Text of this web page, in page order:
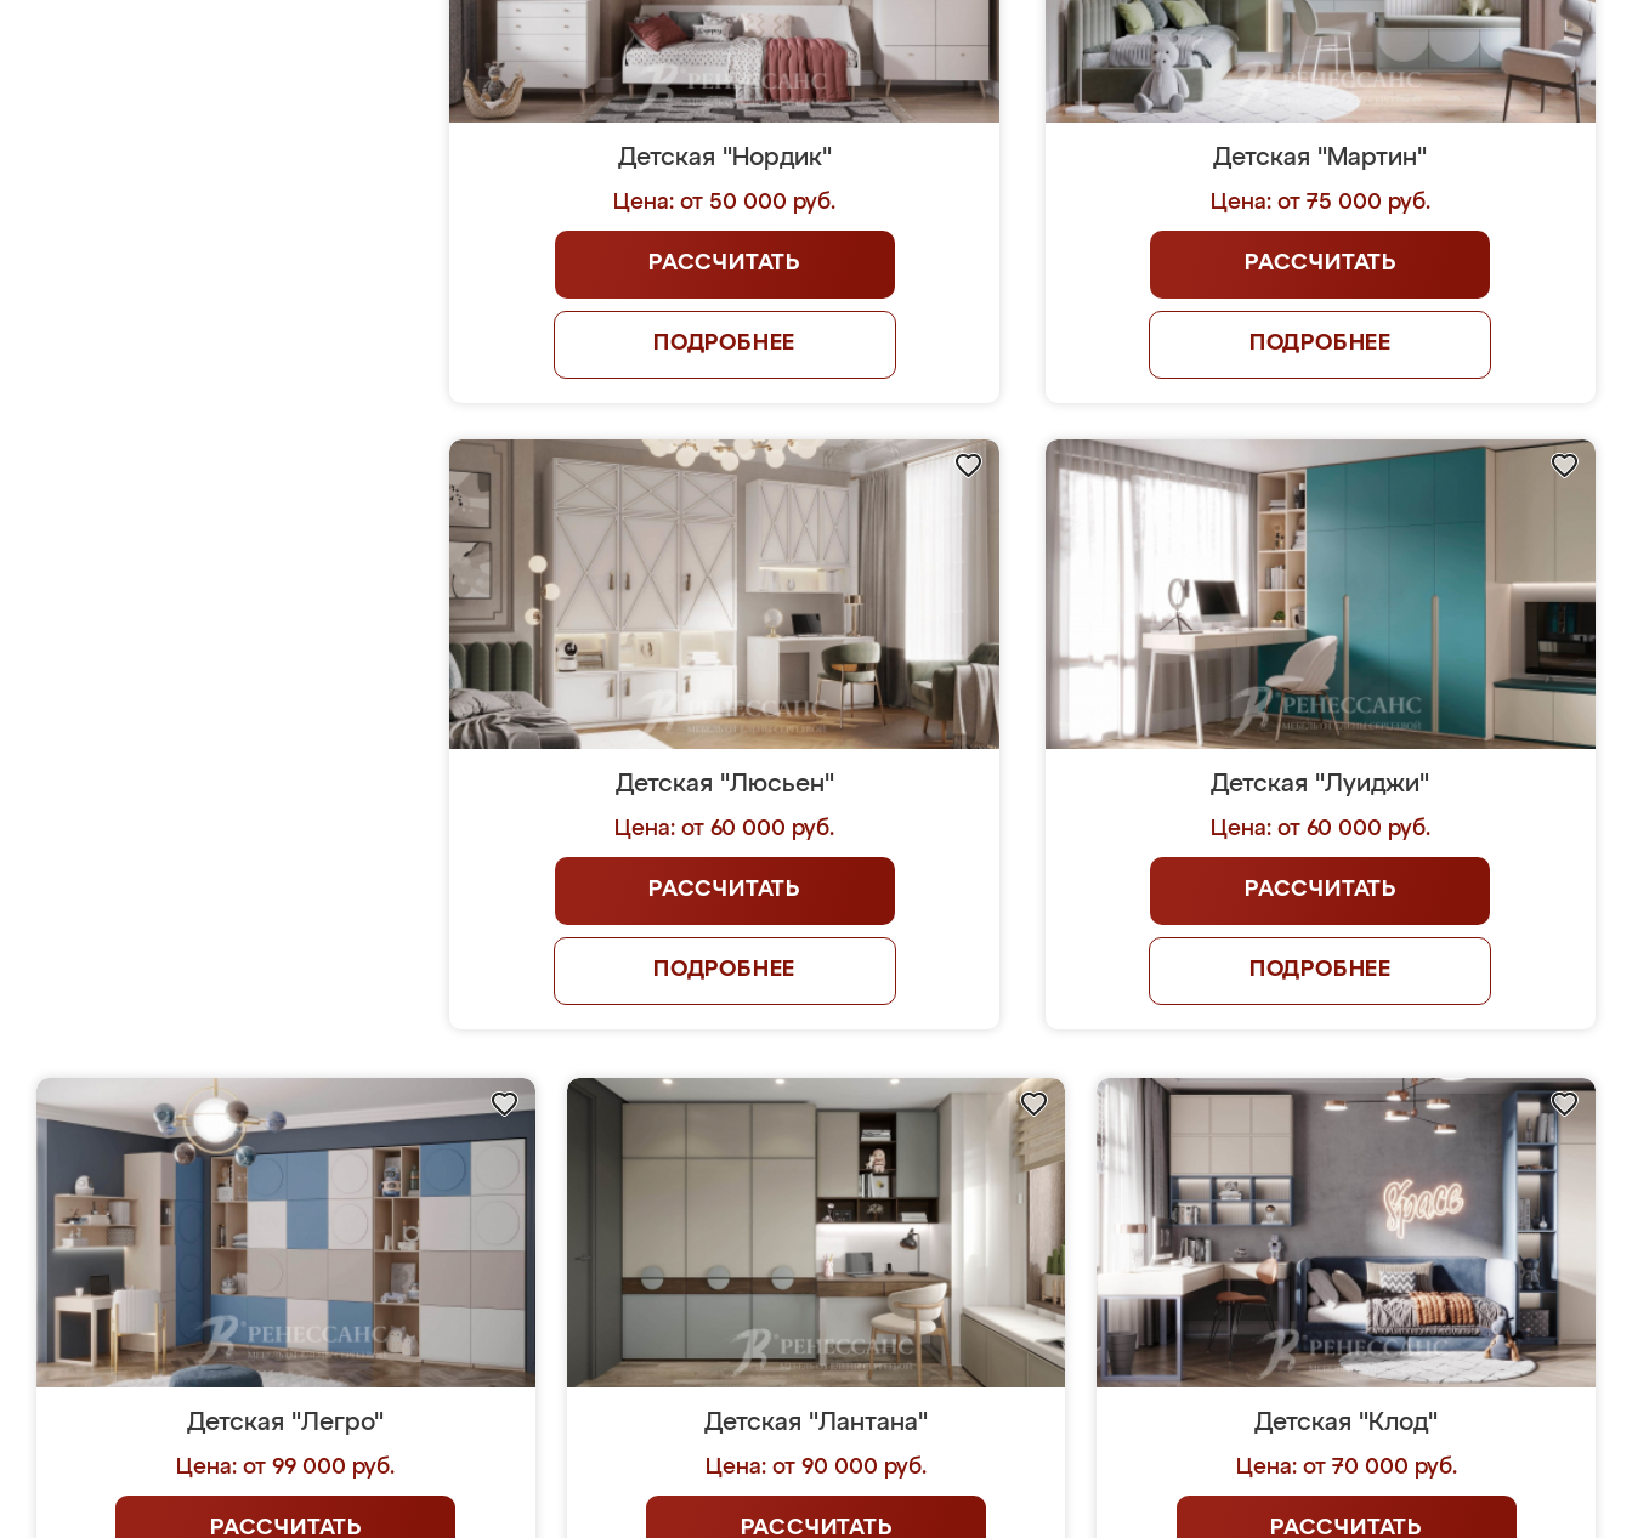
Детская "Нордик"
Цена: от 50 000 руб.
РАССЧИТАТЬ
ПОДРОБНЕЕ
Детская "Мартин"
Цена: от 75 000 руб.
РАССЧИТАТЬ
ПОДРОБНЕЕ
Детская "Люсьен"
Цена: от 60 000 руб.
РАССЧИТАТЬ
ПОДРОБНЕЕ
Детская "Луиджи"
Цена: от 60 000 руб.
РАССЧИТАТЬ
ПОДРОБНЕЕ
Детская "Легро"
Цена: от 99 000 руб.
РАССЧИТАТЬ
Детская "Лантана"
Цена: от 90 000 руб.
РАССЧИТАТЬ
Детская "Клод"
Цена: от 70 000 руб.
РАССЧИТАТЬ